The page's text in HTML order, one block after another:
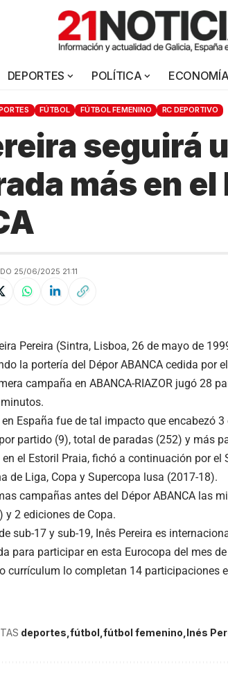
DEPORTES POLÍTICA ECONOMÍA
FÚTBOL FÚTBOL FEMENINO RC DEPORTIVO
seguirá
más en el
25/06/2025 21:11
Pereira (Sintra, Lisboa, 26 de mayo de
la portería del Dépor ABANCA cedida por
campaña en ABANCA-RIAZOR jugó 28
España fue de tal impacto que encabezó
partido (9), total de paradas (252) y más
el Estoril Praia, fichó a continuación por el
de Liga, Copa y Supercopa lusa (2017-18).
campañas antes del Dépor ABANCA las
y 2 ediciones de Copa.
sub-17 y sub-19, Inês Pereira es
para participar en esta Eurocopa del mes
currículum lo completan 14 participaciones
deportes fútbol fútbol femenino Inés